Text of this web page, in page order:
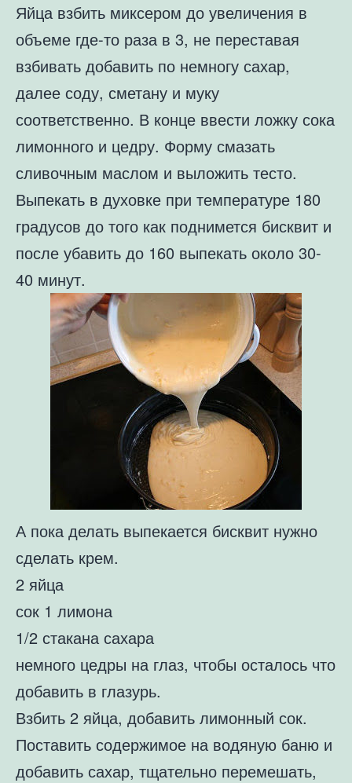
Яйца взбить миксером до увеличения в
объеме где-то раза в 3, не переставая
взбивать добавить по немногу сахар,
далее соду, сметану и муку
соответственно. В конце ввести ложку сока
лимонного и цедру. Форму смазать
сливочным маслом и выложить тесто.
Выпекать в духовке при температуре 180
градусов до того как поднимется бисквит и
после убавить до 160 выпекать около 30-
40 минут.
А пока делать выпекается бисквит нужно
сделать крем.
2 яйца
сок 1 лимона
1/2 стакана сахара
немного цедры на глаз, чтобы осталось что
добавить в глазурь.
Взбить 2 яйца, добавить лимонный сок.
Поставить содержимое на водяную баню и
добавить сахар, тщательно перемешать,